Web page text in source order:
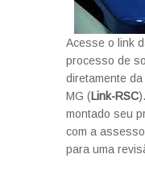
Acesse o link
processo de
diretamente
MG (Link-RSC
montado seu
com a
para uma